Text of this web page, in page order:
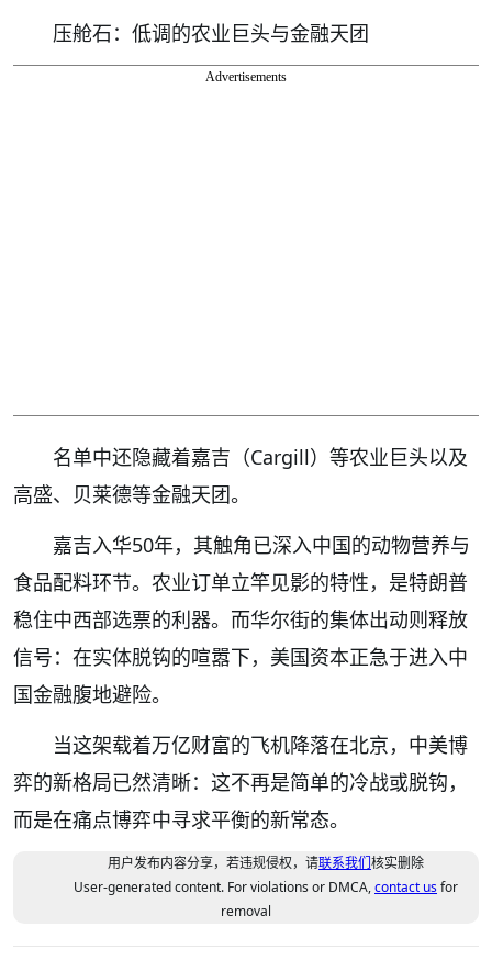
压舱石：低调的农业巨头与金融天团
Advertisements
名单中还隐藏着嘉吉（Cargill）等农业巨头以及
高盛、贝莱德等金融天团。
嘉吉入华50年，其触角已深入中国的动物营养与
食品配料环节。农业订单立竿见影的特性，是特朗普
稳住中西部选票的利器。而华尔街的集体出动则释放
信号：在实体脱钩的喧嚣下，美国资本正急于进入中
国金融腹地避险。
当这架载着万亿财富的飞机降落在北京，中美博
弈的新格局已然清晰：这不再是简单的冷战或脱钩，
而是在痛点博弈中寻求平衡的新常态。
用户发布内容分享，若违规侵权，请联系我们核实删除
User-generated content. For violations or DMCA,contact usfor
removal